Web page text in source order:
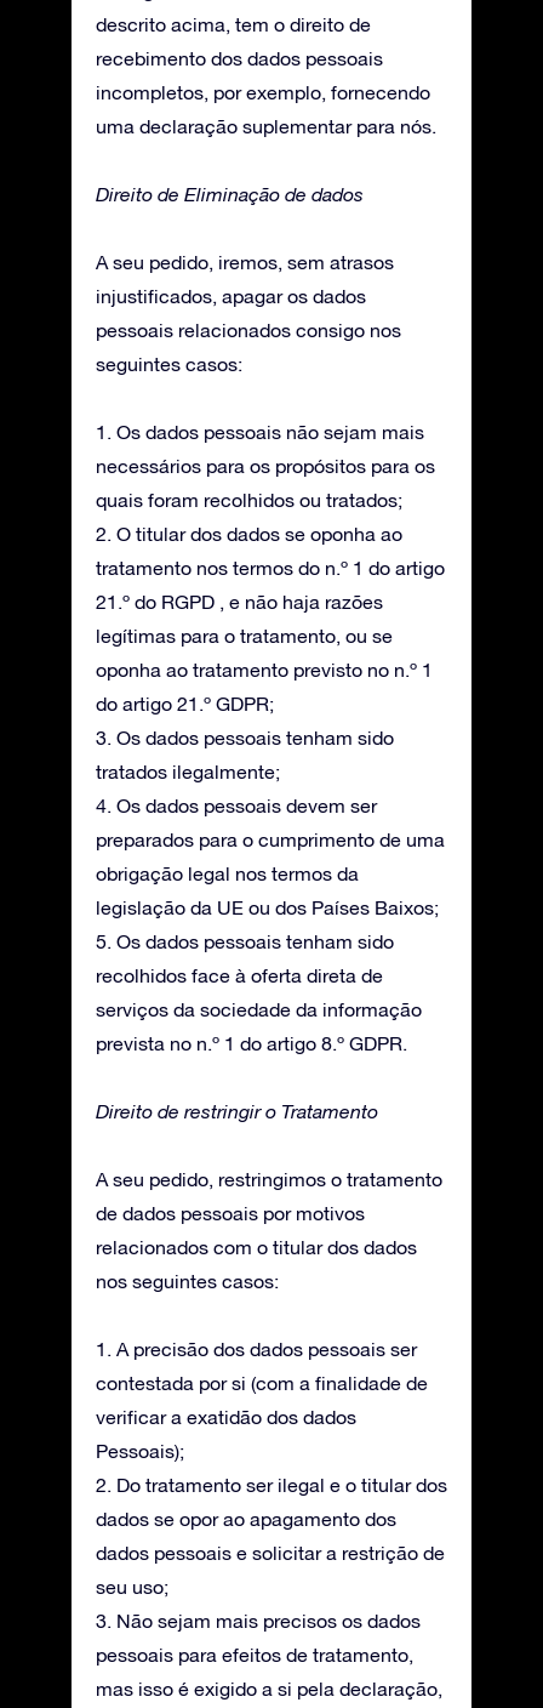
descrito acima, tem o direito de
recebimento dos dados pessoais
incompletos, por exemplo, fornecendo
uma declaração suplementar para nós.
Direito de Eliminação de dados
A seu pedido, iremos, sem atrasos
injustificados, apagar os dados
pessoais relacionados consigo nos
seguintes casos:
1. Os dados pessoais não sejam mais
necessários para os propósitos para os
quais foram recolhidos ou tratados;
2. O titular dos dados se oponha ao
tratamento nos termos do n.º 1 do artigo
21.º do RGPD , e não haja razões
legítimas para o tratamento, ou se
oponha ao tratamento previsto no n.º 1
do artigo 21.º GDPR;
3. Os dados pessoais tenham sido
tratados ilegalmente;
4. Os dados pessoais devem ser
preparados para o cumprimento de uma
obrigação legal nos termos da
legislação da UE ou dos Países Baixos;
5. Os dados pessoais tenham sido
recolhidos face à oferta direta de
serviços da sociedade da informação
prevista no n.º 1 do artigo 8.º GDPR.
Direito de restringir o Tratamento
A seu pedido, restringimos o tratamento
de dados pessoais por motivos
relacionados com o titular dos dados
nos seguintes casos:
1. A precisão dos dados pessoais ser
contestada por si (com a finalidade de
verificar a exatidão dos dados
Pessoais);
2. Do tratamento ser ilegal e o titular dos
dados se opor ao apagamento dos
dados pessoais e solicitar a restrição de
seu uso;
3. Não sejam mais precisos os dados
pessoais para efeitos de tratamento,
mas isso é exigido a si pela declaração,